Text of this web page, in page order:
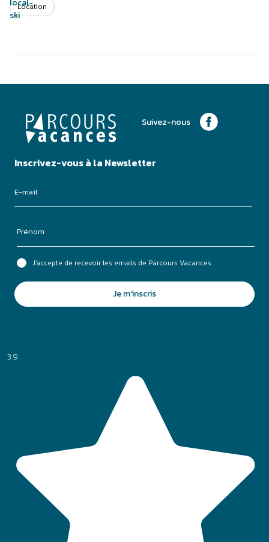
Location
Inscrivez-vous à la Newsletter
J'accepte de recevoir les emails de Parcours Vacances
Je m'inscris
Suivez-nous
3.9